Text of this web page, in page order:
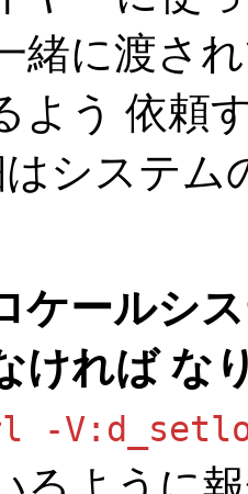
緒に渡さ
よう 依頼
はシステ
ケールシ
ければ な
-